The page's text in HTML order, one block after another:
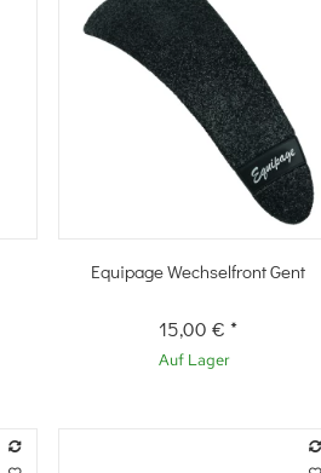
Schnellkauf
Equipage Wechselfront Gent
15,00 €*
Auf Lager